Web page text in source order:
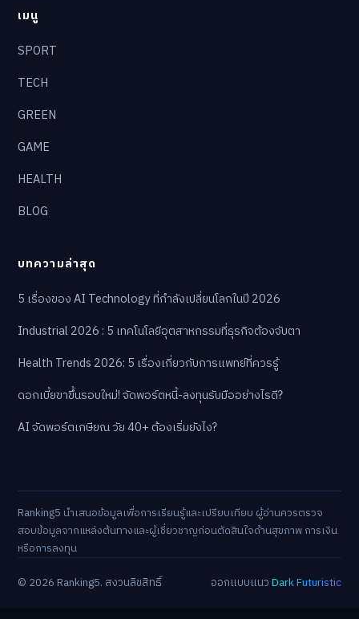
เมนู
SPORT
TECH
GREEN
GAME
HEALTH
BLOG
บทความล่าสุด
5 เรื่องของ AI Technology ที่กำลังเปลี่ยนโลกในปี 2026
Industrial 2026 : 5 เทคโนโลยีอุตสาหกรรมที่ธุรกิจต้องจับตา
Health Trends 2026: 5 เรื่องเกี่ยวกับการแพทย์ที่ควรรู้
ดอกเบี้ยขาขึ้นรอบใหม่! จัดพอร์ตหนี้-ลงทุนรับมืออย่างไรดี?
AI จัดพอร์ตเกษียณ วัย 40+ ต้องเริ่มยังไง?
Ranking5 นำเสนอข้อมูลเพื่อการเรียนรู้และเปรียบเทียบ ผู้อ่านควรตรวจ
สอบข้อมูลจากแหล่งต้นทางและผู้เชี่ยวชาญก่อนตัดสินใจด้านสุขภาพ การเงิน
หรือการลงทุน
© 2026 Ranking5. สงวนลิขสิทธิ์
ออกแบบแนวDark Futuristic